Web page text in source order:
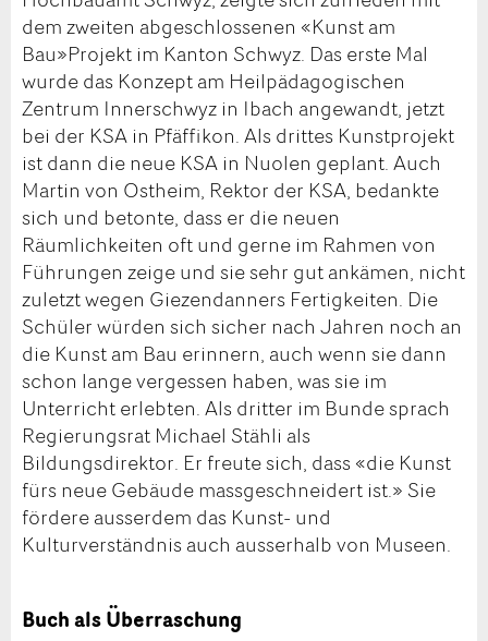
dem zweiten abgeschlossenen «Kunst am
Bau»Projekt im Kanton Schwyz. Das erste Mal
wurde das Konzept am Heilpädagogischen
Zentrum Innerschwyz in Ibach angewandt, jetzt
bei der KSA in Pfäffikon. Als drittes Kunstprojekt
ist dann die neue KSA in Nuolen geplant. Auch
Martin von Ostheim, Rektor der KSA, bedankte
sich und betonte, dass er die neuen
Räumlichkeiten oft und gerne im Rahmen von
Führungen zeige und sie sehr gut ankämen, nicht
zuletzt wegen Giezendanners Fertigkeiten. Die
Schüler würden sich sicher nach Jahren noch an
die Kunst am Bau erinnern, auch wenn sie dann
schon lange vergessen haben, was sie im
Unterricht erlebten. Als dritter im Bunde sprach
Regierungsrat Michael Stähli als
Bildungsdirektor. Er freute sich, dass «die Kunst
fürs neue Gebäude massgeschneidert ist.» Sie
fördere ausserdem das Kunst- und
Kulturverständnis auch ausserhalb von Museen.
Buch als Überraschung